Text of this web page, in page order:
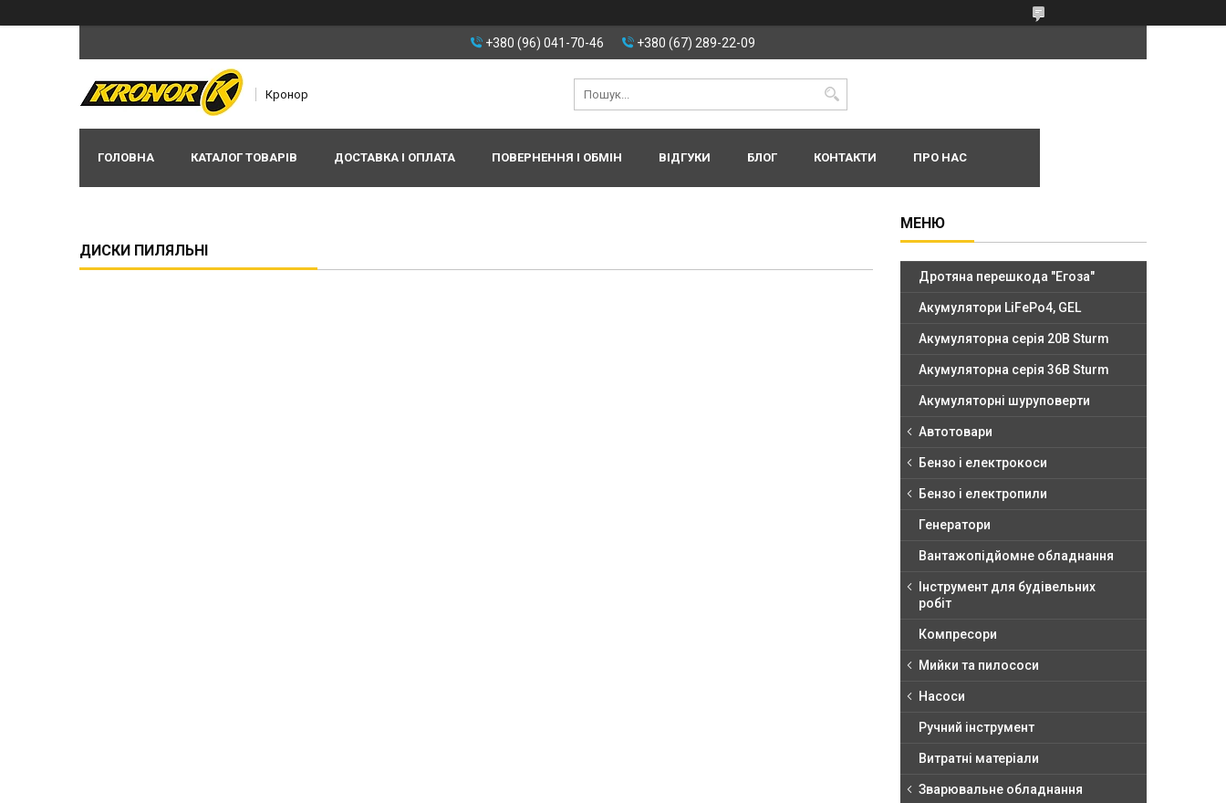
+380 (96) 041-70-46 +380 (67) 289-22-09
Кронор
ГОЛОВНА КАТАЛОГ ТОВАРІВ ДОСТАВКА І ОПЛАТА ПОВЕРНЕННЯ І ОБМІН ВІДГУКИ БЛОГ КОНТАКТИ ПРО НАС
ДИСКИ ПИЛЯЛЬНІ
Дротяна перешкода "Егоза"
Акумулятори LiFePo4, GEL
Акумуляторна серія 20В Sturm
Акумуляторна серія 36В Sturm
Акумуляторні шуруповерти
Автотовари
Бензо і електрокоси
Бензо і електропили
Генератори
Вантажопідйомне обладнання
Інструмент для будівельних
робіт
Компресори
Мийки та пилососи
Насоси
Ручний інструмент
Витратні матеріали
Зварювальне обладнання